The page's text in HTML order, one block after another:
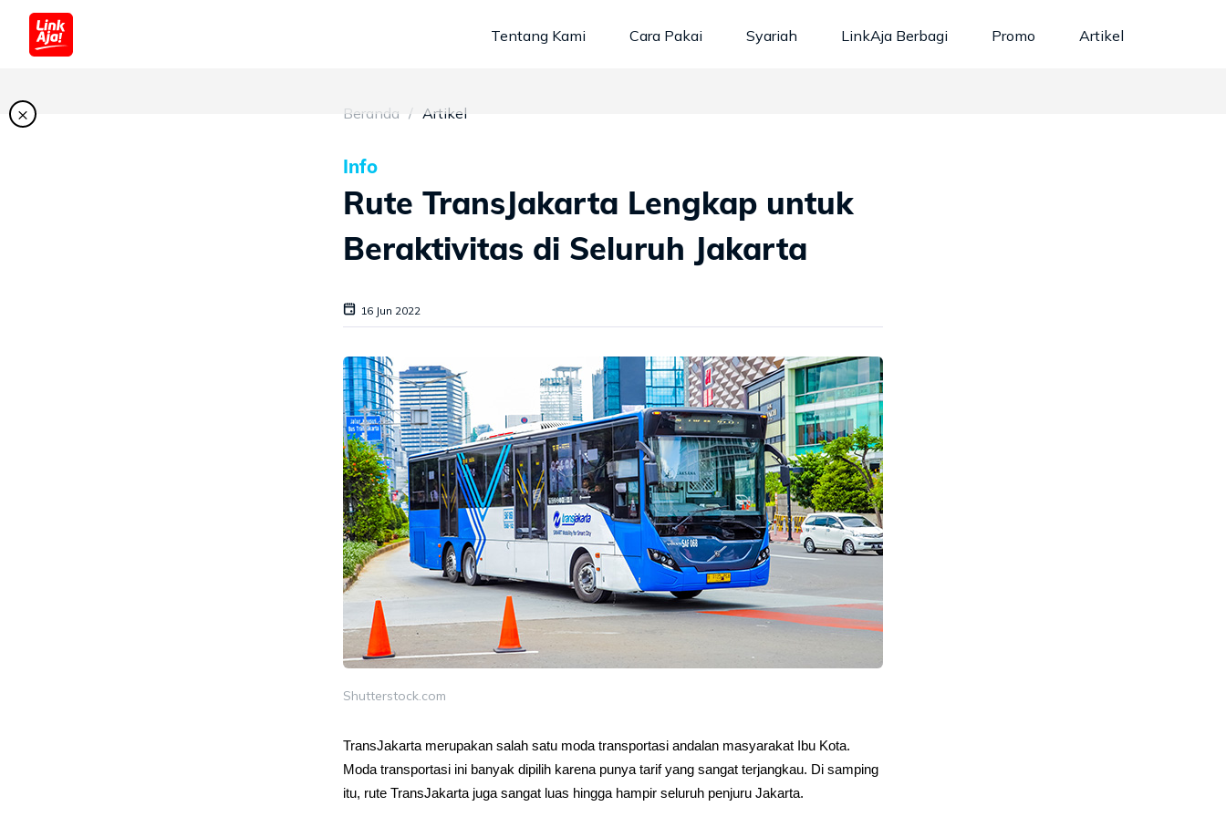
Tentang Kami Cara Pakai Syariah LinkAja Berbagi Promo Artikel
Beranda Artikel
Info
Rute TransJakarta Lengkap untuk
Beraktivitas di Seluruh Jakarta
16 Jun 2022
Shutterstock.com
TransJakarta merupakan salah satu moda transportasi andalan masyarakat Ibu Kota.
Moda transportasi ini banyak dipilih karena punya tarif yang sangat terjangkau. Di samping
itu, rute TransJakarta juga sangat luas hingga hampir seluruh penjuru Jakarta.
×